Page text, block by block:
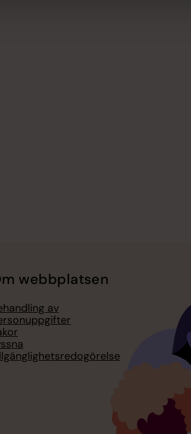
webbplatsen
av